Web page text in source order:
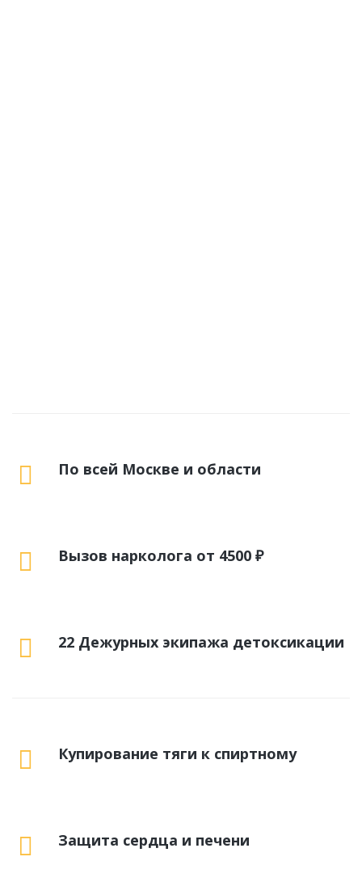
По всей Москве и области
Вызов нарколога от 4500 ₽
22 Дежурных экипажа детоксикации
Купирование тяги к спиртному
Защита сердца и печени